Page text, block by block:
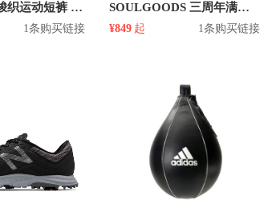
adidas 速干梭织运动短裤 CF4313
1条购买链接
SOULGOODS 三周年满版手绘式满虎头户外登山夹克 16015
¥849 起 1条购买链接